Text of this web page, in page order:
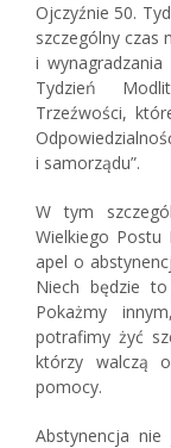
Ojczyźnie 50.
szczególny czas
i wynagradzania
Tydzień
Trzeźwości,
i samorządu”.
W tym
Wielkiego Postu
apel o
Niech będzie
Pokażmy
potrafimy żyć
którzy walczą
pomocy.
Abstynencja